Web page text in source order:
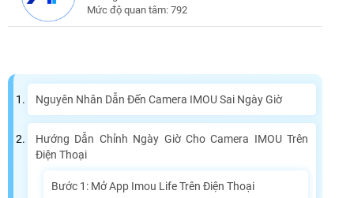
Mức độ quan tâm: 792
Nguyên Nhân Dẫn Đến Camera IMOU Sai Ngày Giờ
Hướng Dẫn Chỉnh Ngày Giờ Cho Camera IMOU Trên
Điện Thoại
Bước 1: Mở App Imou Life Trên Điện Thoại